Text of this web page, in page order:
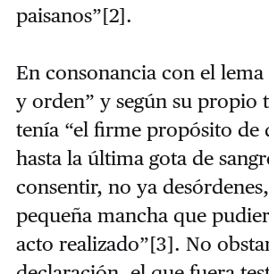
paisanos”[2].
En consonancia con el
y orden” y según su propio
tenía “el firme propósito de
hasta la última gota de
consentir, no ya
pequeña mancha que
acto realizado”[3]. No